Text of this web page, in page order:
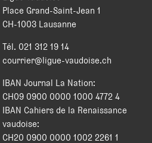
Place Grand-Saint-Jean 1
CH-1003 Lausanne
Tél. 021 312 19 14
courrier@ligue-vaudoise.ch
IBAN Journal La Nation:
CH09 0900 0000 1000 4772 4
IBAN Cahiers de la Renaissance
vaudoise:
CH20 0900 0000 1002 2261 1